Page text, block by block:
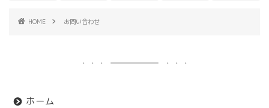
HOME お問い合わせ
ホーム